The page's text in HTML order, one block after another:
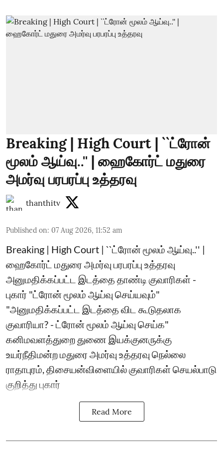
Breaking | High Court | ``ட்ரோன்
மூலம் ஆய்வு..'' | ஹைகோர்ட் மதுரை
அமர்வு பரபரப்பு உத்தரவு
thanthitv
Published on: 07 Aug 2026, 11:52 am
Breaking | High Court | ``ட்ரோன் மூலம் ஆய்வு..'' |
ஹைகோர்ட் மதுரை அமர்வு பரபரப்பு உத்தரவு
அனுமதிக்கப்பட்ட இடத்தை தாண்டி குவாரிகள் -
புகார் "ட்ரோன் மூலம் ஆய்வு செய்யவும்"
"அனுமதிக்கப்பட்ட இடத்தை விட கூடுதலாக
குவாரியா? - ட்ரோன் மூலம் ஆய்வு செய்க"
கனிமவளத்துறை துணை இயக்குனருக்கு
உயர்நீதிமன்ற மதுரை அமர்வு உத்தரவு நெல்லை
ராதாபுரம், திசையன்விளையில் குவாரிகள் செயல்பாடு
குறித்து புகார்
Read More